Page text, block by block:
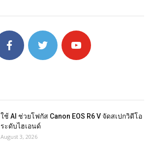
ใช้ AI ช่วยโฟกัส Canon EOS R6 V จัดสเปกวิดีโอ
ระดับไฮเอนด์
August 3, 2026